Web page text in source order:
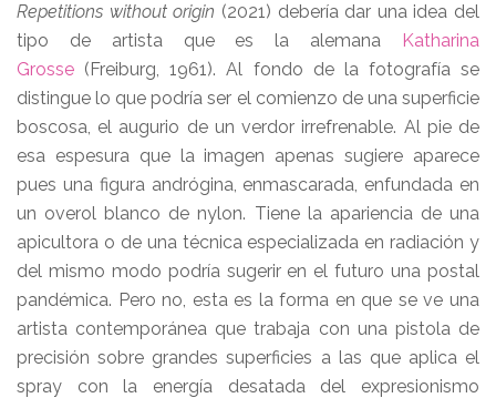
Repetitions without origin (2021) debería dar una idea del
tipo de artista que es la alemana Katharina
Grosse (Freiburg, 1961). Al fondo de la fotografía se
distingue lo que podría ser el comienzo de una superficie
boscosa, el augurio de un verdor irrefrenable. Al pie de
esa espesura que la imagen apenas sugiere aparece
pues una figura andrógina, enmascarada, enfundada en
un overol blanco de nylon. Tiene la apariencia de una
apicultora o de una técnica especializada en radiación y
del mismo modo podría sugerir en el futuro una postal
pandémica. Pero no, esta es la forma en que se ve una
artista contemporánea que trabaja con una pistola de
precisión sobre grandes superficies a las que aplica el
spray con la energía desatada del expresionismo